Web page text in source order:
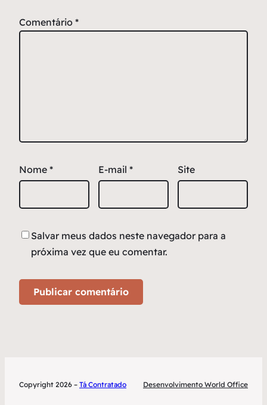
Comentário *
Nome * E-mail * Site
Salvar meus dados neste navegador para a
próxima vez que eu comentar.
Copyright 2026 – Tá Contratado Desenvolvimento World Office